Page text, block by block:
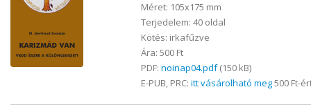
Méret: 105x175 mm
Terjedelem: 40 oldal
Kötés: irkafűzve
Ára: 500 Ft
PDF: noinap04.pdf(150 kB)
E-PUB, PRC: itt vásárolható meg500 Ft-